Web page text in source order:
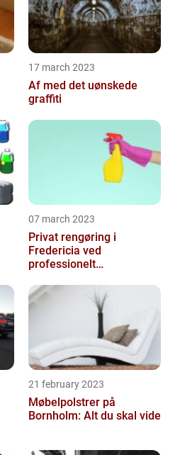
17 march 2023
Af med det uønskede
graffiti
07 march 2023
Privat rengøring i
Fredericia ved
professionelt
21 february 2023
Møbelpolstrer på
Bornholm: Alt du skal vide